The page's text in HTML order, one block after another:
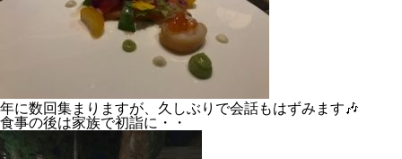
年に数回集まりますが、久しぶりで会話もはずみます🎶
食事の後は家族で初詣に・・